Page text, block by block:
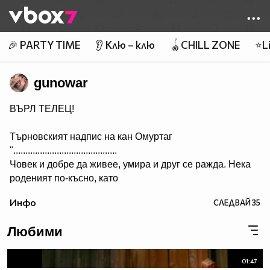
👾
🎉 PARTY TIME 👂 Клю – клю 🪀CHILL ZONE
gunowar
ВЪРЛ ТЕЛЕЦ!
Търновският надпис на кан Омуртаг
"...........................................
Човек и добре да живее, умира и друг се ражда. Нека
роденият по-късно, като
направил. А името на архонта е Омуртаг, кана сюбиги.
...........
Инфо СЛЕДВАЙ35
Любими
01:47